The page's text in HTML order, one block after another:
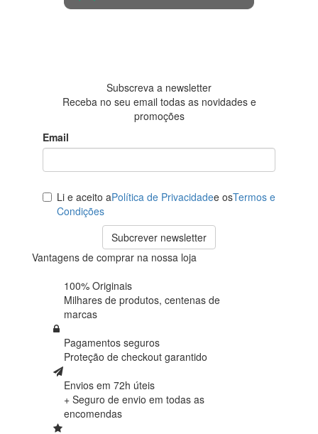
Subscreva a newsletter
Receba no seu email todas as novidades e
promoções
Email
Li e aceito aPolítica de Privacidadee osTermos e
Condições
Subcrever newsletter
Vantagens de comprar na nossa loja
100% Originais
Milhares de produtos, centenas de
marcas
Pagamentos seguros
Proteção de checkout garantido
Envios em 72h úteis
+ Seguro de envio em todas as
encomendas